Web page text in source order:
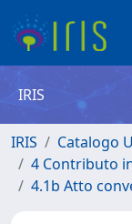
IRIS
IRIS
Catalogo
4 Contributo
4.1b Atto